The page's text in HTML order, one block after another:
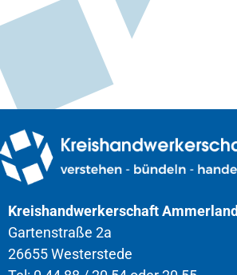
Kreishandwerkerschaft Ammerland
Gartenstraße 2a
26655 Westerstede